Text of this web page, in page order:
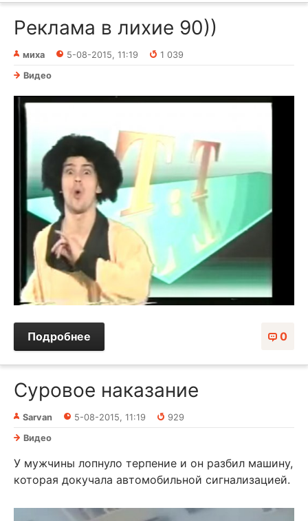
Реклама в лихие 90))
миха 5-08-2015, 11:19
1 039
Видео
0
Подробнее
Суровое наказание
Sarvan 5-08-2015, 11:19
929
Видео
У мужчины лопнуло терпение и он разбил машину,
которая докучала автомобильной сигнализацией.